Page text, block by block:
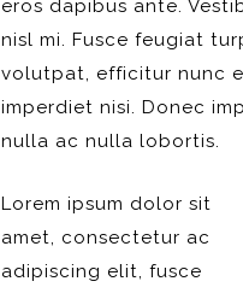
eros dapibus ante.
nisl mi. Fusce feugiat
volutpat, efficitur nunc
imperdiet nisi. Donec
nulla ac nulla lobortis.
Lorem ipsum dolor sit
amet, consectetur ac
adipiscing elit, fusce